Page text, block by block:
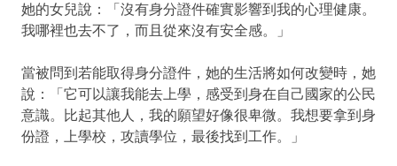
她的女兒說：「沒有身分證件確實影響到我的心理健康。
我哪裡也去不了，而且從來沒有安全感。」
當被問到若能取得身分證件，她的生活將如何改變時，她
說：「它可以讓我能去上學，感受到身在自己國家的公民
意識。比起其他人，我的願望好像很卑微。我想要拿到身
份證，上學校，攻讀學位，最後找到工作。」